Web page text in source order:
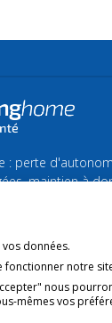
: perte
maintien à
les actualités
données.
notre
nous
mêmes vos